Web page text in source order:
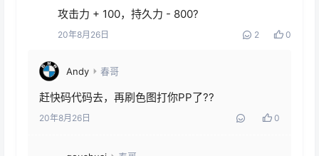
攻击力 + 100，持久力 - 800?
20年8月26日 2 0
Andy 春哥
赶快码代码去，再刷色图打你PP了??
20年8月26日 0